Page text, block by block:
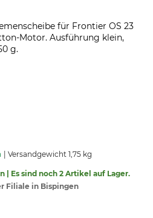
für Frontier OS 23
Motor. Ausführung klein,
g.
Versandgewicht 1,75 kg
| Es sind noch 2 Artikel auf Lager.
Filiale in Bispingen